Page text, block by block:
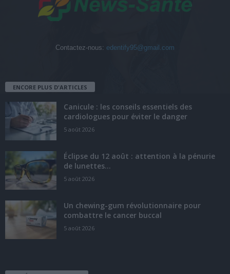
Contactez-nous: edentify95@gmail.com
ENCORE PLUS D'ARTICLES
Canicule : les conseils essentiels des
cardiologues pour éviter le danger
5 août 2026
Éclipse du 12 août : attention à la pénurie
de lunettes...
5 août 2026
Un chewing-gum révolutionnaire pour
combattre le cancer buccal
5 août 2026